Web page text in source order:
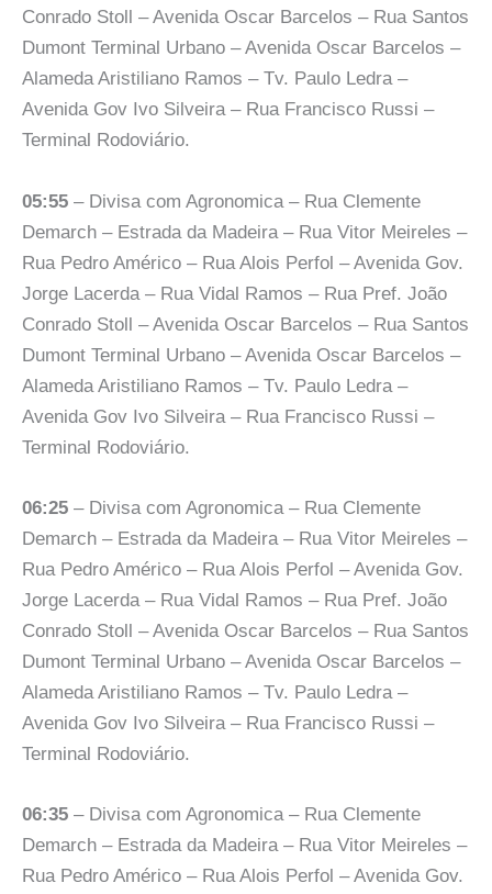
Conrado Stoll – Avenida Oscar Barcelos – Rua Santos
Dumont Terminal Urbano – Avenida Oscar Barcelos –
Alameda Aristiliano Ramos – Tv. Paulo Ledra –
Avenida Gov Ivo Silveira – Rua Francisco Russi –
Terminal Rodoviário.
05:55 – Divisa com Agronomica – Rua Clemente
Demarch – Estrada da Madeira – Rua Vitor Meireles –
Rua Pedro Américo – Rua Alois Perfol – Avenida Gov.
Jorge Lacerda – Rua Vidal Ramos – Rua Pref. João
Conrado Stoll – Avenida Oscar Barcelos – Rua Santos
Dumont Terminal Urbano – Avenida Oscar Barcelos –
Alameda Aristiliano Ramos – Tv. Paulo Ledra –
Avenida Gov Ivo Silveira – Rua Francisco Russi –
Terminal Rodoviário.
06:25 – Divisa com Agronomica – Rua Clemente
Demarch – Estrada da Madeira – Rua Vitor Meireles –
Rua Pedro Américo – Rua Alois Perfol – Avenida Gov.
Jorge Lacerda – Rua Vidal Ramos – Rua Pref. João
Conrado Stoll – Avenida Oscar Barcelos – Rua Santos
Dumont Terminal Urbano – Avenida Oscar Barcelos –
Alameda Aristiliano Ramos – Tv. Paulo Ledra –
Avenida Gov Ivo Silveira – Rua Francisco Russi –
Terminal Rodoviário.
06:35 – Divisa com Agronomica – Rua Clemente
Demarch – Estrada da Madeira – Rua Vitor Meireles –
Rua Pedro Américo – Rua Alois Perfol – Avenida Gov.